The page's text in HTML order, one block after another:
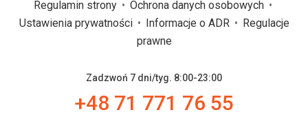
Regulamin strony
Ochrona danych osobowych
Ustawienia prywatności
Informacje o ADR
Regulacje
prawne
Zadzwoń 7 dni/tyg. 8:00-23:00
+48 71 771 76 55